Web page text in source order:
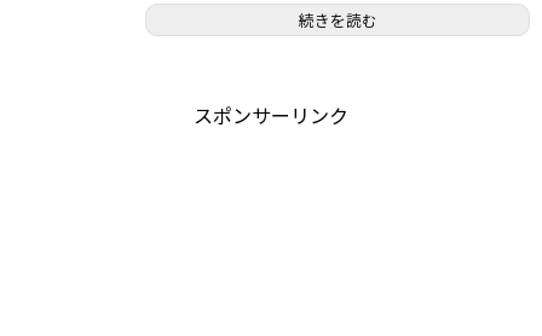
続きを読む
スポンサーリンク